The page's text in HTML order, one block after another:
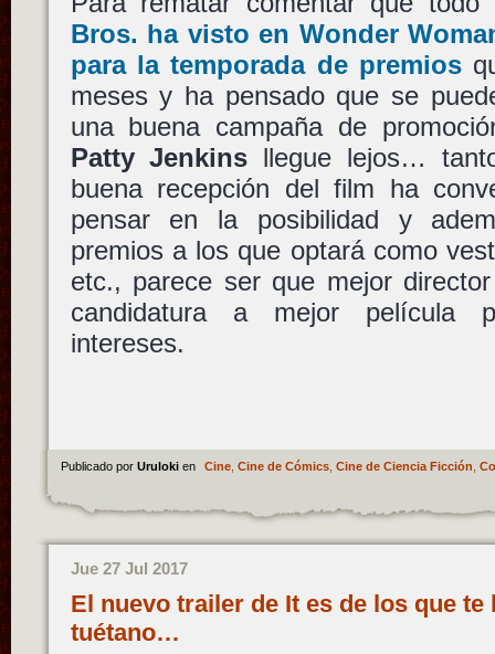
Bros. ha visto en Wonder
para la temporada de premios
meses y ha pensado que se
una buena campaña de
Patty Jenkins llegue lejos…
buena recepción del film ha
pensar en la posibilidad y
premios a los que optará como
etc., parece ser que mejor
candidatura a mejor película
intereses.
Publicado por Uruloki en Cine, Cine de Cómics, Cine de Ciencia Ficción
Jue 27 Jul 2017
El nuevo trailer de It es de los que te
tuétano…